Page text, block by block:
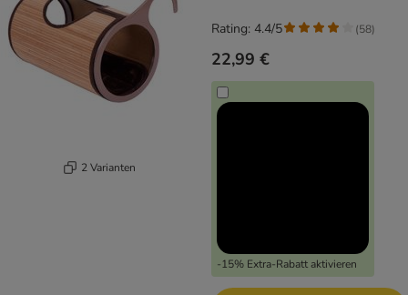
2 Varianten
22,99 €
-15% Extra-Rabatt aktivieren
Rating: 4.4/5 (58)